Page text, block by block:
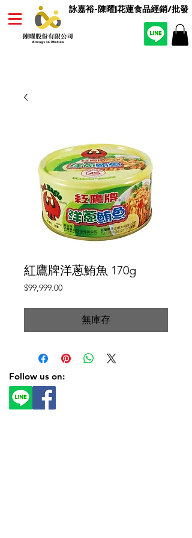
詠嘉裕-陳曜|花蓮食品經銷/批發
紅鷹牌洋蔥鮪魚 170g
$99,999.00價
無庫存
Follow us on: